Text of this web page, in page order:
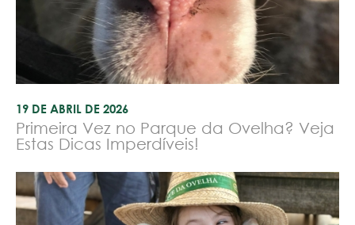
19 DE ABRIL DE 2026
Primeira Vez no Parque da Ovelha? Veja
Estas Dicas Imperdíveis!